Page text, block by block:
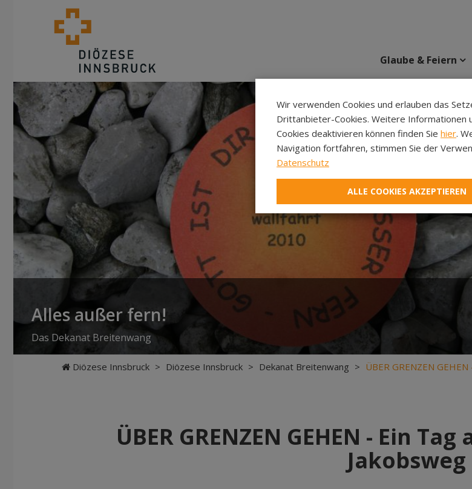
Glaube & Feiern
Alles außer fern!
Das Dekanat Breitenwang
Diözese Innsbruck > Diözese Innsbruck > Dekanat Breitenwang > ÜBER GRENZEN
ÜBER GRENZEN GEHEN - Ein
Jakobsweg
Wir verwenden Cookies und erlauben das
Drittanbieter-Cookies. Weitere Informationen
Cookies deaktivieren können finden Sie hier.
Navigation fortfahren, stimmen Sie der
Datenschutz
ALLE COOKIES AKZEPTIEREN